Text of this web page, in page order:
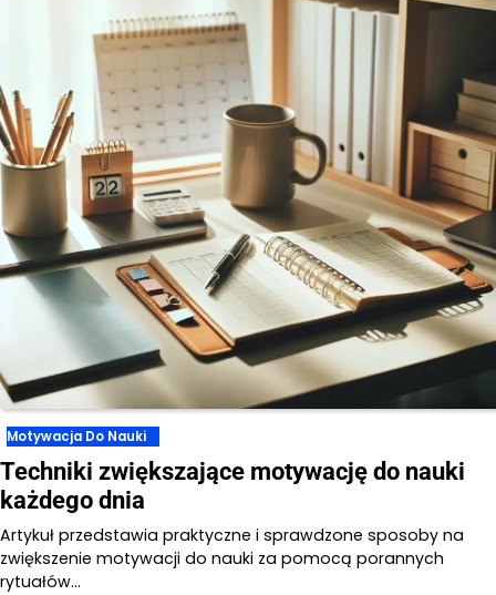
Motywacja Do Nauki
Techniki zwiększające motywację do nauki
każdego dnia
Artykuł przedstawia praktyczne i sprawdzone sposoby na
zwiększenie motywacji do nauki za pomocą porannych
rytuałów…